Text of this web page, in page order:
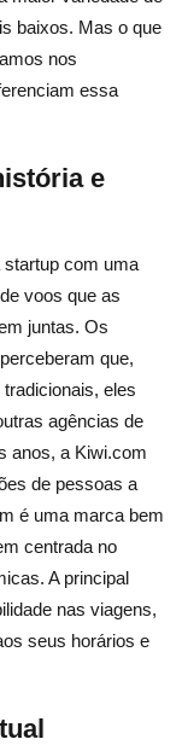
baixos. Mas o que
nos
essa
e
com uma
voos que as
juntas. Os
que,
eles
agências de
anos, a Kiwi.com
de pessoas a
é uma marca bem
centrada no
A principal
nas viagens,
seus horários e